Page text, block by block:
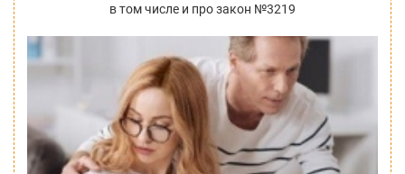
в том числе и про закон №3219